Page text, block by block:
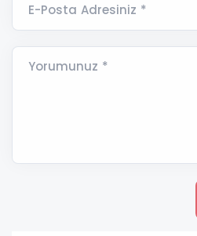
E-Posta Adresiniz *
Yorumunuz *